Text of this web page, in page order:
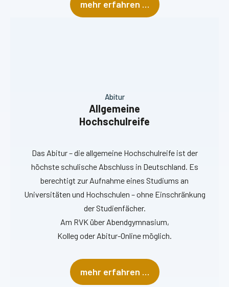
mehr erfahren …
Abitur
Allgemeine
Hochschulreife
Das Abitur – die allgemeine Hochschulreife ist der
höchste schulische Abschluss in Deutschland. Es
berechtigt zur Aufnahme eines Studiums an
Universitäten und Hochschulen – ohne Einschränkung
der Studienfächer.
Am RVK über Abendgymnasium,
Kolleg oder Abitur-Online möglich.
mehr erfahren …